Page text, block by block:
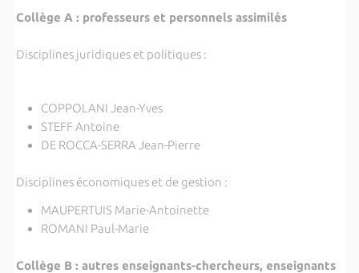
Collège A : professeurs et personnels assimilés
Disciplines juridiques et politiques :
COPPOLANI Jean-Yves
STEFF Antoine
DE ROCCA-SERRA Jean-Pierre
Disciplines économiques et de gestion :
MAUPERTUIS Marie-Antoinette
ROMANI Paul-Marie
Collège B : autres enseignants-chercheurs, enseignants